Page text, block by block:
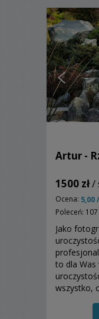
Artur -
1500 zł/
Ocena: 5,00
Poleceń: 107
Jako
to dla Was
wszystko,